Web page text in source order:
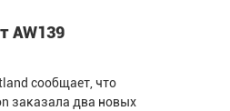
AW139
сообщает, что
заказала два новых